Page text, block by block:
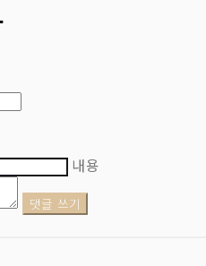
내용
댓글 쓰기